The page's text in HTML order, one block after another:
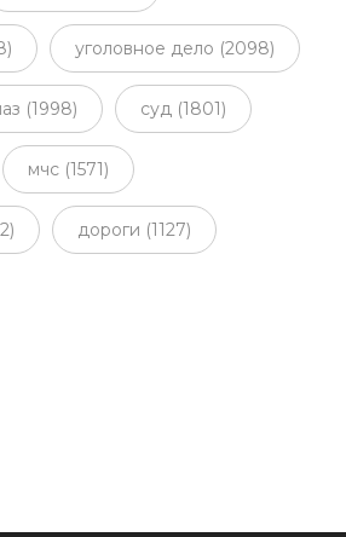
уголовное дело (2098)
(1998) суд (1801)
мчс (1571)
дороги (1127)